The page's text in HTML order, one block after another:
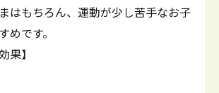
はもちろん、運動が少し苦手なお子
めです。
果】